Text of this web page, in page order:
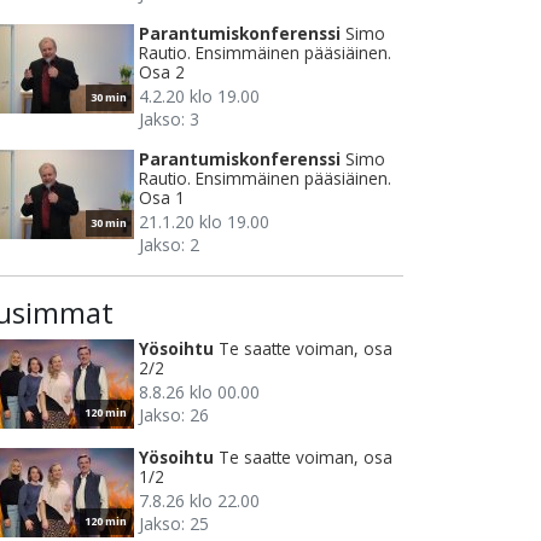
30 min
Parantumiskonferenssi Simo
Rautio. Ensimmäinen pääsiäinen.
Osa 2
4.2.20 klo 19.00
Jakso: 3
30 min
Parantumiskonferenssi Simo
Rautio. Ensimmäinen pääsiäinen.
Osa 1
21.1.20 klo 19.00
Jakso: 2
120 min
Yösoihtu Te saatte voiman, osa
2/2
8.8.26 klo 00.00
Jakso: 26
120 min
Yösoihtu Te saatte voiman, osa
1/2
7.8.26 klo 22.00
Jakso: 25